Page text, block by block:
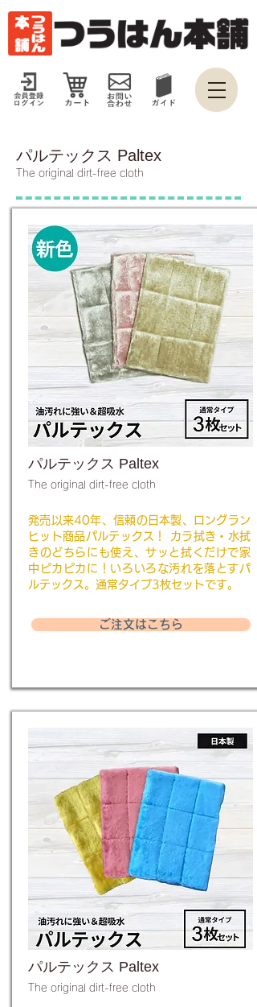
パルテックス Paltex
The original dirt-free cloth
パルテックス Paltex
The original dirt-free cloth
発売以来40年、信頼の日本製、ロングラン
ヒット商品パルテックス！ カラ拭き・水拭
きのどちらにも使え、サッと拭くだけで家
中ピカピカに！いろいろな汚れを落とすパ
ルテックス。通常タイプ3枚セットです。
ご注文はこちら
パルテックス Paltex
The original dirt-free cloth